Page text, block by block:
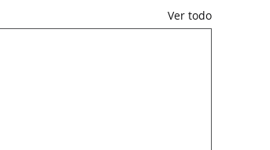
Ver todo